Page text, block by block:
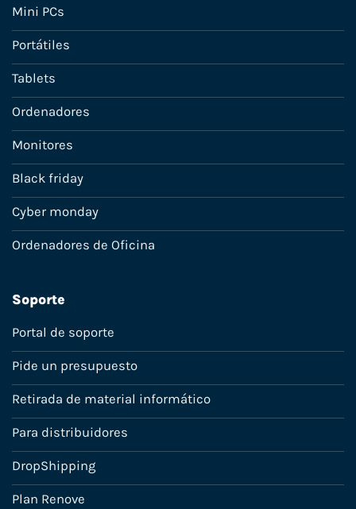
Mini PCs
Portátiles
Tablets
Ordenadores
Monitores
Black friday
Cyber monday
Ordenadores de Oficina
Soporte
Portal de soporte
Pide un presupuesto
Retirada de material informático
Para distribuidores
DropShipping
Plan Renove